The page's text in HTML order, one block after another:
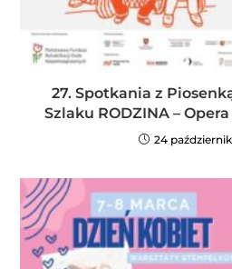
27. Spotkania z
Szlaku RODZINA –
24